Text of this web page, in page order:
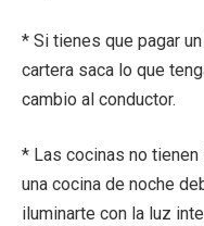
* Si tienes que pagar
cartera saca lo que
cambio al conductor.
* Las cocinas no
una cocina de noche
iluminarte con la luz